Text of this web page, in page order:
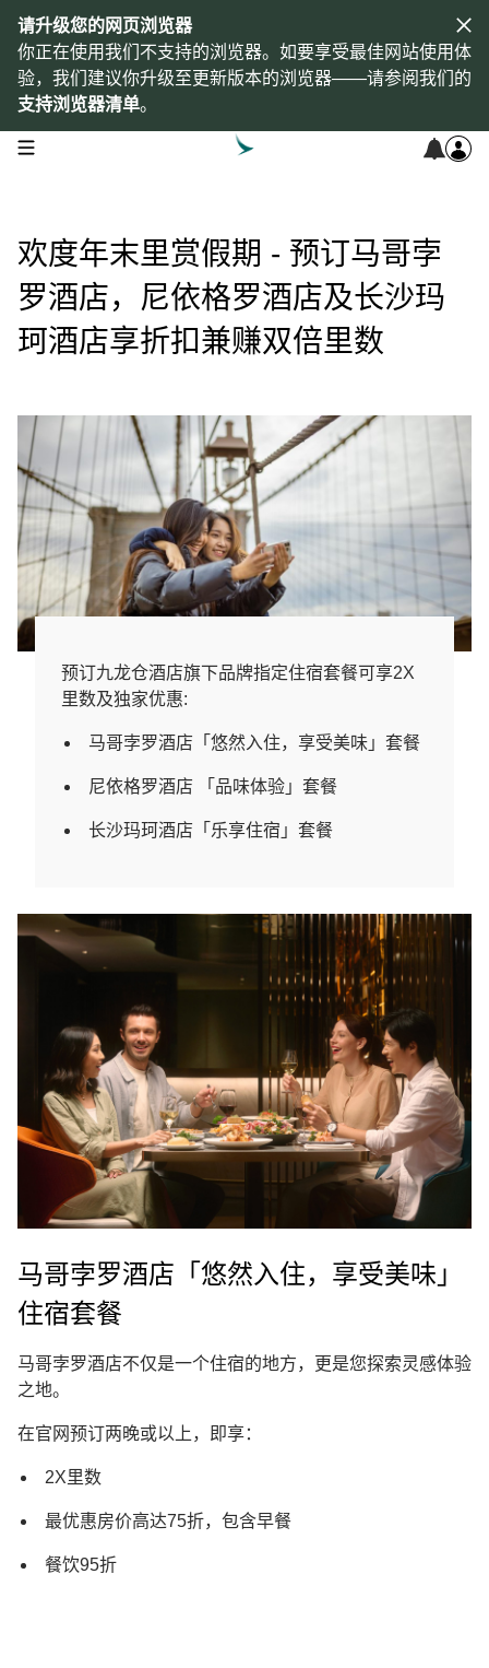
请升级您的网页浏览器
你正在使用我们不支持的浏览器。如要享受最佳网站使用体
验，我们建议你升级至更新版本的浏览器——请参阅我们的
支持浏览器清单。
open navigation menu
欢度年末里赏假期 - 预订马哥孛
罗酒店，尼依格罗酒店及长沙玛
珂酒店享折扣兼赚双倍里数
预订九龙仓酒店旗下品牌指定住宿套餐可享2X
里数及独家优惠:
马哥孛罗酒店「悠然入住，享受美味」套餐
尼依格罗酒店 「品味体验」套餐
长沙玛珂酒店「乐享住宿」套餐
马哥孛罗酒店「悠然入住，享受美味」
住宿套餐
马哥孛罗酒店不仅是一个住宿的地方，更是您探索灵感体验
之地。
在官网预订两晚或以上，即享：
2X里数
最优惠房价高达75折，包含早餐
餐饮95折